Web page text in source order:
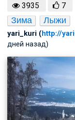
3935 7
Зима
Лыжи
yari_kuri (http://
дней назад)